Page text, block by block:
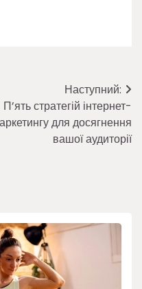
Наступний:
П’ять стратегій інтернет-
для досягнення
вашої аудиторії